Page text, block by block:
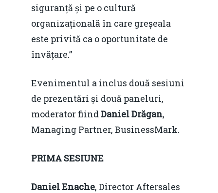
siguranță și pe o cultură
organizațională în care greșeala
este privită ca o oportunitate de
învățare.”
Evenimentul a inclus două sesiuni
de prezentări și două paneluri,
moderator fiindDaniel Drăgan,
Managing Partner, BusinessMark.
PRIMA SESIUNE
Daniel Enache, Director Aftersales